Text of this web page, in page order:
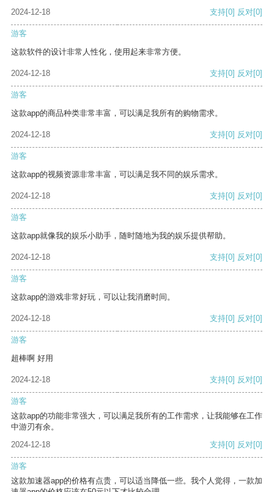
2024-12-18
支持[0] 反对[0]
游客
这款软件的设计非常人性化，使用起来非常方便。
2024-12-18 支持[0] 反对[0]
游客
这款app的商品种类非常丰富，可以满足我所有的购物需求。
2024-12-18 支持[0] 反对[0]
游客
这款app的视频资源非常丰富，可以满足我不同的娱乐需求。
2024-12-18 支持[0] 反对[0]
游客
这款app就像我的娱乐小助手，随时随地为我的娱乐提供帮助。
2024-12-18 支持[0] 反对[0]
游客
这款app的游戏非常好玩，可以让我消磨时间。
2024-12-18 支持[0] 反对[0]
游客
超棒啊 好用
2024-12-18 支持[0] 反对[0]
游客
这款app的功能非常强大，可以满足我所有的工作需求，让我能够在工作
中游刃有余。
2024-12-18
支持[0] 反对[0]
游客
这款加速器app的价格有点贵，可以适当降低一些。我个人觉得，一款加